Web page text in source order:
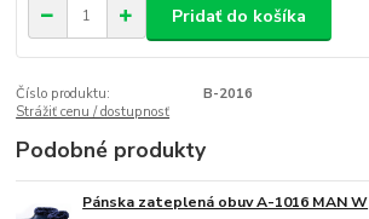
Pridať do košíka
Číslo produktu:
B-2016
Strážiť cenu / dostupnosť
Podobné produkty
Pánska zateplená obuv A-1016 MAN W